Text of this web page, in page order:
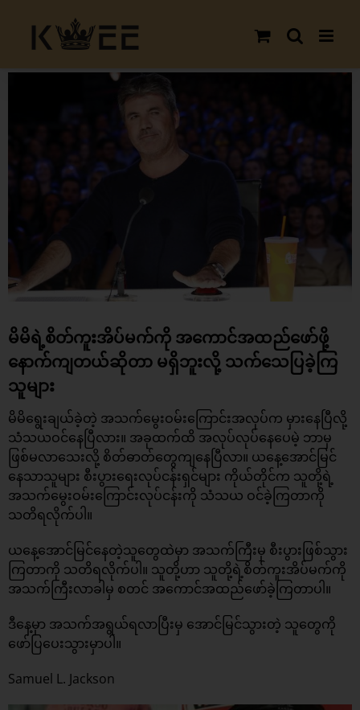
content
မိမိရဲ့စိတ်ကူးအိပ်မက်ကို အကောင်အထည်ဖော်ဖို့
နောက်ကျတယ်ဆိုတာ မရှိဘူးလို့ သက်သေပြခဲ့ကြ
သူများ
မိမိရွေးချယ်ခဲ့တဲ့ အသက်မွေးဝမ်းကြောင်းအလုပ်က မှားနေပြီလို့
သံသယဝင်နေပြီလား။ အခုထက်ထိ အလုပ်လုပ်နေပေမဲ့ ဘာမှ
ဖြစ်မလာသေးလို့ စိတ်ဓာတ်တွေကျနေပြီလာ။ ယနေ့အောင်မြင်
နေသာသူများ စီးပွားရေးလုပ်ငန်းရှင်များ ကိုယ်တိုင်က သူတို့ရဲ့
အသက်မွေးဝမ်းကြောင်းလုပ်ငန်းကို သံသယ ဝင်ခဲ့ကြတာကို
သတိရလိုက်ပါ။
ယနေ့အောင်မြင်နေတဲ့သူတွေထဲမှာ အသက်ကြီးမှ စီးပွားဖြစ်သွား
ကြတာကို သတိရလိုက်ပါ။ သူတို့ဟာ သူတို့ရဲ့စိတ်ကူးအိပ်မက်ကို
အသက်ကြီးလာခါမှ စတင် အကောင်အထည်ဖော်ခဲ့ကြတာပါ။
ဒီနေ့မှာ အသက်အရွယ်ရလာပြီးမှ အောင်မြင်သွားတဲ့ သူတွေကို
ဖော်ပြပေးသွားမှာပါ။
Samuel L. Jackson